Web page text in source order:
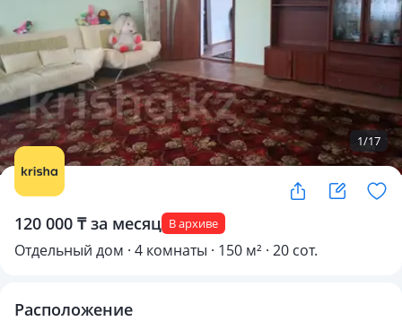
1/17
120 000 ₸ за месяц В архиве
Отдельный дом · 4 комнаты · 150 м² · 20 сот.
Расположение